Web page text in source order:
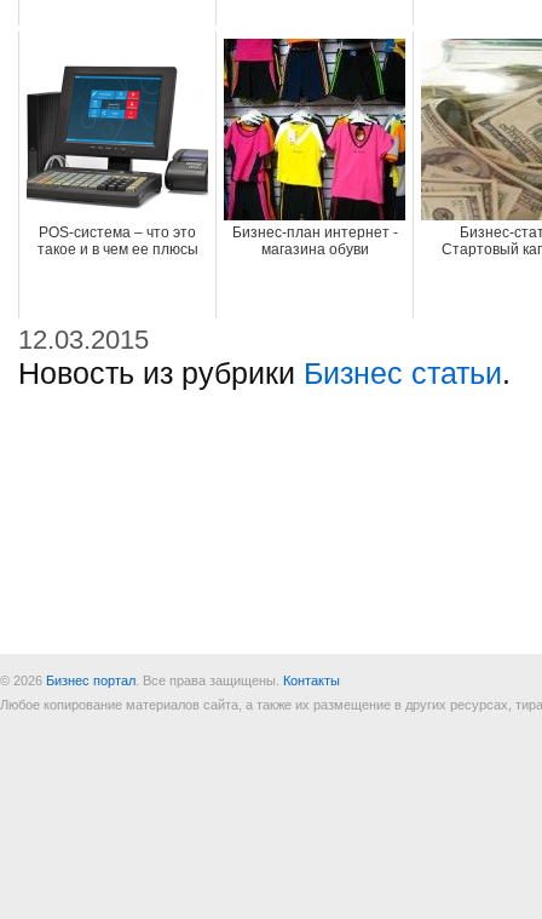
POS-система – что это
такое и в чем ее плюсы
Бизнес-план интернет -
магазина обуви
Бизнес-
Стартовый
12.03.2015
Новость из рубрики Бизнес статьи.
© 2026 Бизнес портал . Все права защищены. Контакты
Любое копирование материалов сайта, а также их размещение в других ресурсах,